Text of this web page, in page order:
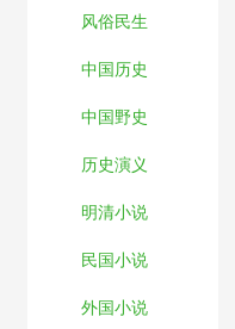
风俗民生
中国历史
中国野史
历史演义
明清小说
民国小说
外国小说